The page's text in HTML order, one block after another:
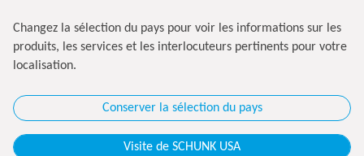
Changez la sélection du pays pour voir les informations sur les
produits, les services et les interlocuteurs pertinents pour votre
localisation.
Conserver la sélection du pays
Visite de SCHUNK USA